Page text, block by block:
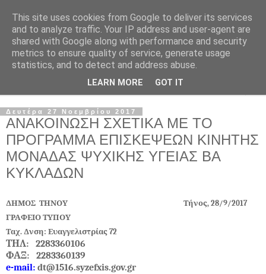
Δευτέρα 27 Νοεμβρίου 2017
ΑΝΑΚΟΙΝΩΣΗ ΣΧΕΤΙΚΑ ΜΕ ΤΟ
ΠΡΟΓΡΑΜΜΑ ΕΠΙΣΚΕΨΕΩΝ ΚΙΝΗΤΗΣ
ΜΟΝΑΔΑΣ ΨΥΧΙΚΗΣ ΥΓΕΙΑΣ ΒΑ
ΚΥΚΛΑΔΩΝ
ΔΗΜΟΣ ΤΗΝΟΥ Τήνος, 28/9/2017
ΓΡΑΦΕΙΟ ΤΥΠΟΥ
Ταχ. Δνση: Ευαγγελιστρίας 72
ΤΗΛ: 2283360106
ΦΑΞ: 2283360139
e-mail: dt@1516.syzefxis.gov.gr
This site uses cookies from Google to deliver its services
and to analyze traffic. Your IP address and user-agent are
shared with Google along with performance and security
metrics to ensure quality of service, generate usage
statistics, and to detect and address abuse.
LEARN MORE GOT IT